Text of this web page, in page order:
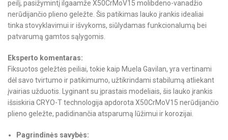
peilį, pasižymintį ilgaamže X50CrMoV15 molibdeno-vanadžio
nerūdijančio plieno geležte. Šis patikimas lauko įrankis idealiai
tinka stovyklavimui ir išvykoms, siūlydamas funkcionalumą bei
patvarumą gamtos sąlygomis.
Eksperto komentaras:
Fiksuotos geležtės peiliai, tokie kaip Muela Gavilan, yra vertinami
dėl savo tvirtumo ir patikimumo, užtikrindami stabilumą atliekant
įvairias užduotis. Lyginant su įprastais modeliais, šis lauko įrankis
išsiskiria CRYO-T technologija apdorota X50CrMoV15 nerūdijančio
plieno geležte, padidinančia atsparumą lūžimui ir korozijai.
Pagrindinės savybės: